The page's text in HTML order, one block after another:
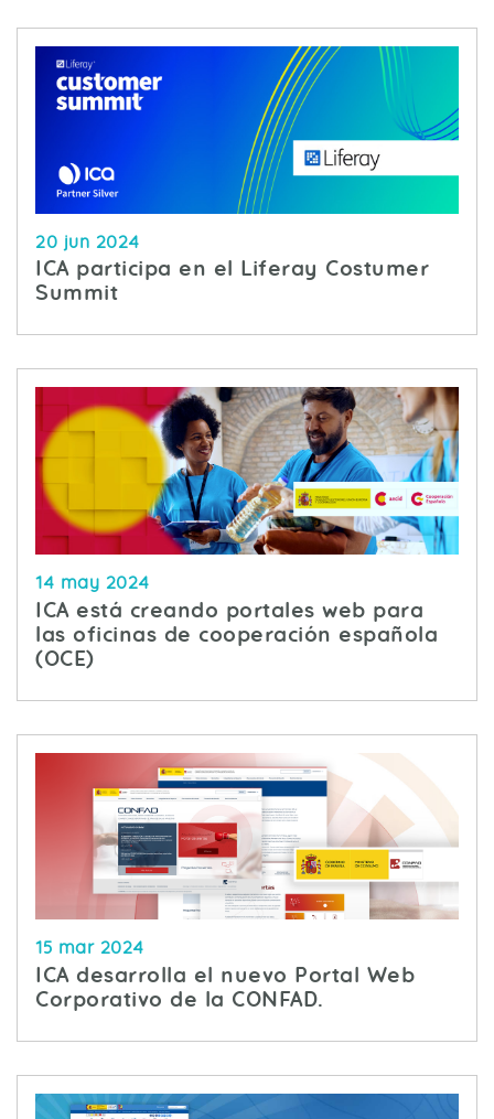
20 jun 2024
ICA participa en el Liferay Costumer
Summit
14 may 2024
ICA está creando portales web para
las oficinas de cooperación española
(OCE)
15 mar 2024
ICA desarrolla el nuevo Portal Web
Corporativo de la CONFAD.